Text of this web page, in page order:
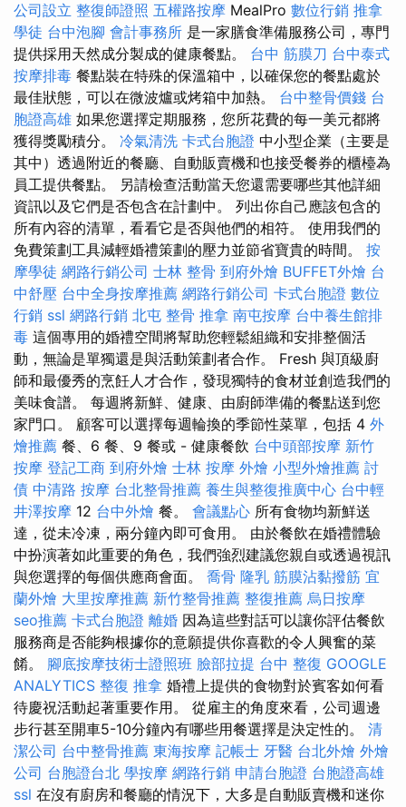
公司設立 整復師證照 五權路按摩 MealPro 數位行銷 推拿
學徒 台中泡腳 會計事務所 是一家膳食準備服務公司，專門
提供採用天然成分製成的健康餐點。 台中 筋膜刀 台中泰式
按摩排毒 餐點裝在特殊的保溫箱中，以確保您的餐點處於
最佳狀態，可以在微波爐或烤箱中加熱。 台中整骨價錢 台
胞證高雄 如果您選擇定期服務，您所花費的每一美元都將
獲得獎勵積分。 冷氣清洗 卡式台胞證 中小型企業（主要是
其中）透過附近的餐廳、自動販賣機和也接受餐券的櫃檯為
員工提供餐點。 另請檢查活動當天您還需要哪些其他詳細
資訊以及它們是否包含在計劃中。 列出你自己應該包含的
所有內容的清單，看看它是否與他們的相符。 使用我們的
免費策劃工具減輕婚禮策劃的壓力並節省寶貴的時間。 按
摩學徒 網路行銷公司 士林 整骨 到府外燴 BUFFET外燴 台
中舒壓 台中全身按摩推薦 網路行銷公司 卡式台胞證 數位
行銷 ssl 網路行銷 北屯 整骨 推拿 南屯按摩 台中養生館排
毒 這個專用的婚禮空間將幫助您輕鬆組織和安排整個活
動，無論是單獨還是與活動策劃者合作。 Fresh 與頂級廚
師和最優秀的烹飪人才合作，發現獨特的食材並創造我們的
美味食譜。 每週將新鮮、健康、由廚師準備的餐點送到您
家門口。 顧客可以選擇每週輪換的季節性菜單，包括 4 外
燴推薦 餐、6 餐、9 餐或 - 健康餐飲 台中頭部按摩 新竹
按摩 登記工商 到府外燴 士林 按摩 外燴 小型外燴推薦 討
債 中清路 按摩 台北整骨推薦 養生與整復推廣中心 台中輕
井澤按摩 12 台中外燴 餐。 會議點心 所有食物均新鮮送
達，從未冷凍，兩分鐘內即可食用。 由於餐飲在婚禮體驗
中扮演著如此重要的角色，我們強烈建議您親自或透過視訊
與您選擇的每個供應商會面。 喬骨 隆乳 筋膜沾黏撥筋 宜
蘭外燴 大里按摩推薦 新竹整骨推薦 整復推薦 烏日按摩
seo推薦 卡式台胞證 離婚 因為這些對話可以讓你評估餐飲
服務商是否能夠根據你的意願提供你喜歡的令人興奮的菜
餚。 腳底按摩技術士證照班 臉部拉提 台中 整復 GOOGLE
ANALYTICS 整復 推拿 婚禮上提供的食物對於賓客如何看
待慶祝活動起著重要作用。 從雇主的角度來看，公司週邊
步行甚至開車5-10分鐘內有哪些用餐選擇是決定性的。 清
潔公司 台中整骨推薦 東海按摩 記帳士 牙醫 台北外燴 外燴
公司 台胞證台北 學按摩 網路行銷 申請台胞證 台胞證高雄
ssl 在沒有廚房和餐廳的情況下，大多是自動販賣機和迷你